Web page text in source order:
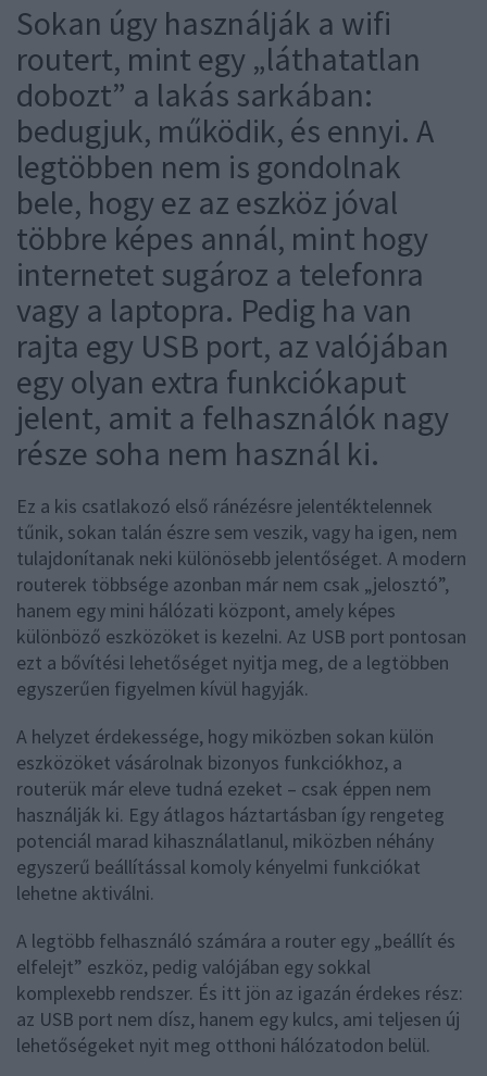
Sokan úgy használják a wifi
routert, mint egy „láthatatlan
dobozt” a lakás sarkában:
bedugjuk, működik, és ennyi. A
legtöbben nem is gondolnak
bele, hogy ez az eszköz jóval
többre képes annál, mint hogy
internetet sugároz a telefonra
vagy a laptopra. Pedig ha van
rajta egy USB port, az valójában
egy olyan extra funkciókaput
jelent, amit a felhasználók nagy
része soha nem használ ki.
Ez a kis csatlakozó első ránézésre jelentéktelennek
tűnik, sokan talán észre sem veszik, vagy ha igen, nem
tulajdonítanak neki különösebb jelentőséget. A modern
routerek többsége azonban már nem csak „jelosztó”,
hanem egy mini hálózati központ, amely képes
különböző eszközöket is kezelni. Az USB port pontosan
ezt a bővítési lehetőséget nyitja meg, de a legtöbben
egyszerűen figyelmen kívül hagyják.
A helyzet érdekessége, hogy miközben sokan külön
eszközöket vásárolnak bizonyos funkciókhoz, a
routerük már eleve tudná ezeket – csak éppen nem
használják ki. Egy átlagos háztartásban így rengeteg
potenciál marad kihasználatlanul, miközben néhány
egyszerű beállítással komoly kényelmi funkciókat
lehetne aktiválni.
A legtöbb felhasználó számára a router egy „beállít és
elfelejt” eszköz, pedig valójában egy sokkal
komplexebb rendszer. És itt jön az igazán érdekes rész:
az USB port nem dísz, hanem egy kulcs, ami teljesen új
lehetőségeket nyit meg otthoni hálózatodon belül.